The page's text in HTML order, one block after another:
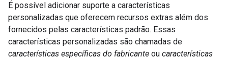
É possível adicionar suporte a características
personalizadas que oferecem recursos extras além dos
fornecidos pelas características padrão. Essas
características personalizadas são chamadas de
características específicas do fabricante ou características